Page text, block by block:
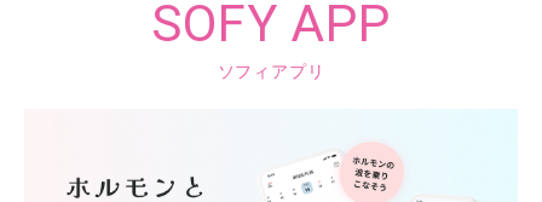
SOFY APP
ソフィアプリ